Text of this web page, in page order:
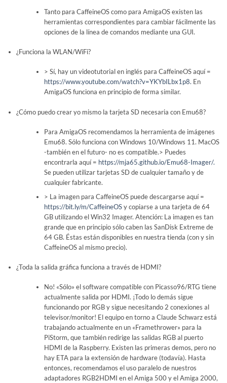
Tanto para CaffeineOS como para AmigaOS existen las
herramientas correspondientes para cambiar fácilmente las
opciones de la línea de comandos mediante una GUI.
¿Funciona la WLAN/WiFi?
> Sí, hay un videotutorial en inglés para CaffeineOS aquí =
https://www.youtube.com/watch?v=YKYbILbx1p8. En
AmigaOS funciona en principio de forma similar.
¿Cómo puedo crear yo mismo la tarjeta SD necesaria con Emu68?
Para AmigaOS recomendamos la herramienta de imágenes
Emu68. Sólo funciona con Windows 10/Windows 11. MacOS
-también en el futuro- no es compatible.> Puedes
encontrarla aquí = https://mja65.github.io/Emu68-Imager/.
Se pueden utilizar tarjetas SD de cualquier tamaño y de
cualquier fabricante.
> La imagen para CaffeineOS puede descargarse aquí =
https://bit.ly/m/CaffeineOSy copiarse a una tarjeta de 64
GB utilizando el Win32 Imager. Atención: La imagen es tan
grande que en principio sólo caben las SanDisk Extreme de
64 GB. Éstas están disponibles en nuestra tienda (con y sin
CaffeineOS al mismo precio).
¿Toda la salida gráfica funciona a través de HDMI?
No! «Sólo» el software compatible con Picasso96/RTG tiene
actualmente salida por HDMI. ¡Todo lo demás sigue
funcionando por RGB y sigue necesitando 2 conexiones al
televisor/monitor! El equipo en torno a Claude Schwarz está
trabajando actualmente en un «Framethrower» para la
PiStorm, que también redirige las salidas RGB al puerto
HDMI de la Raspberry. Existen las primeras demos, pero no
hay ETA para la extensión de hardware (todavía). Hasta
entonces, recomendamos el uso paralelo de nuestros
adaptadores RGB2HDMI en el Amiga 500 y el Amiga 2000,